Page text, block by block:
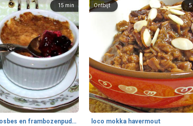
15 min
Russische bosbes en frambozenpudding
5
Ontbijt
loco mokka havermout